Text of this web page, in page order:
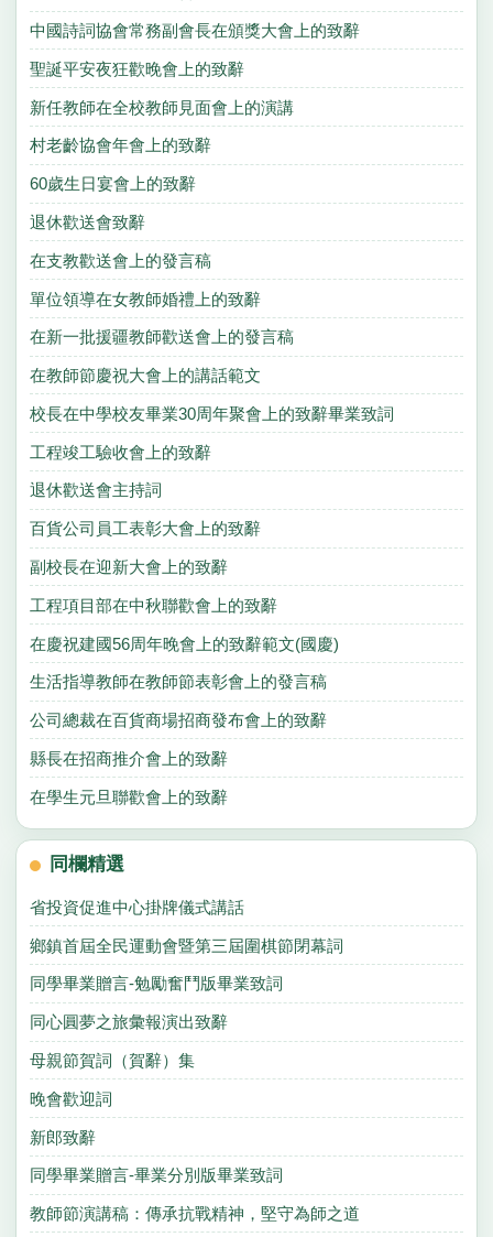
中國詩詞協會常務副會長在頒獎大會上的致辭
聖誕平安夜狂歡晚會上的致辭
新任教師在全校教師見面會上的演講
村老齡協會年會上的致辭
60歲生日宴會上的致辭
退休歡送會致辭
在支教歡送會上的發言稿
單位領導在女教師婚禮上的致辭
在新一批援疆教師歡送會上的發言稿
在教師節慶祝大會上的講話範文
校長在中學校友畢業30周年聚會上的致辭畢業致詞
工程竣工驗收會上的致辭
退休歡送會主持詞
百貨公司員工表彰大會上的致辭
副校長在迎新大會上的致辭
工程項目部在中秋聯歡會上的致辭
在慶祝建國56周年晚會上的致辭範文(國慶)
生活指導教師在教師節表彰會上的發言稿
公司總裁在百貨商場招商發布會上的致辭
縣長在招商推介會上的致辭
在學生元旦聯歡會上的致辭
同欄精選
省投資促進中心掛牌儀式講話
鄉鎮首屆全民運動會暨第三屆圍棋節閉幕詞
同學畢業贈言-勉勵奮鬥版畢業致詞
同心圓夢之旅彙報演出致辭
母親節賀詞（賀辭）集
晚會歡迎詞
新郎致辭
同學畢業贈言-畢業分別版畢業致詞
教師節演講稿：傳承抗戰精神，堅守為師之道